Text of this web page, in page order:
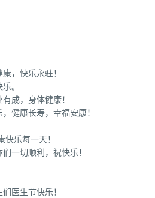
，快乐永驻！
。
成，身体健康！
健康长寿，幸福安康！
乐每一天！
一切顺利，祝快乐！
医生节快乐！